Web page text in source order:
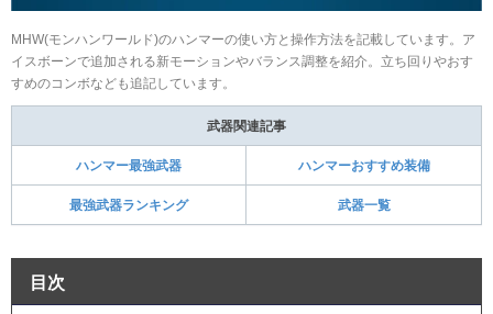
MHW(モンハンワールド)のハンマーの使い方と操作方法を記載しています。ア
イスボーンで追加される新モーションやバランス調整を紹介。立ち回りやおす
すめのコンボなども追記しています。
武器関連記事
ハンマー最強武器 ハンマーおすすめ装備
最強武器ランキング 武器一覧
目次